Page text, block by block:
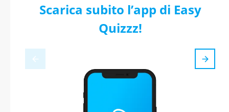
Scarica subito l’app di Easy
Quizzz!